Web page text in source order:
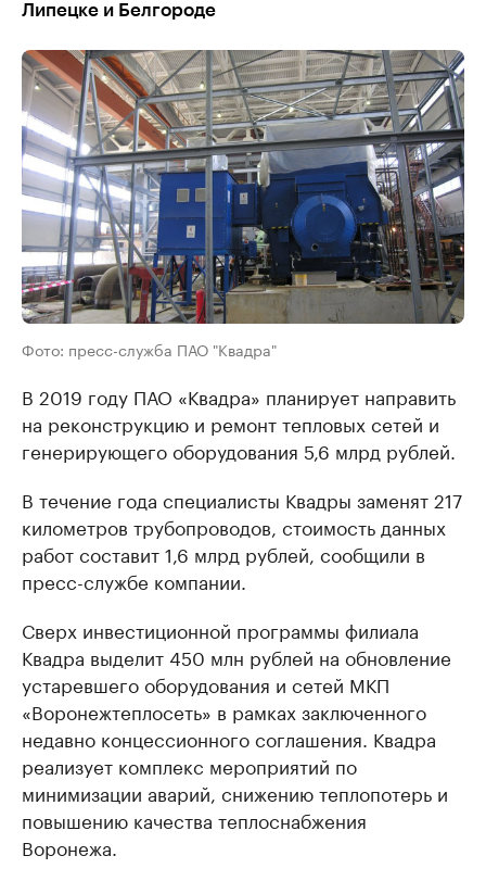
Липецке и Белгороде
Фото: пресс-служба ПАО "Квадра"
В 2019 году ПАО «Квадра» планирует направить
на реконструкцию и ремонт тепловых сетей и
генерирующего оборудования 5,6 млрд рублей.
В течение года специалисты Квадры заменят 217
километров трубопроводов, стоимость данных
работ составит 1,6 млрд рублей, сообщили в
пресс-службе компании.
Сверх инвестиционной программы филиала
Квадра выделит 450 млн рублей на обновление
устаревшего оборудования и сетей МКП
«Воронежтеплосеть» в рамках заключенного
недавно концессионного соглашения. Квадра
реализует комплекс мероприятий по
минимизации аварий, снижению теплопотерь и
повышению качества теплоснабжения
Воронежа.